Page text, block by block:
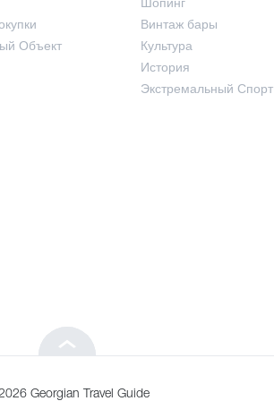
чая
Объект
Винтаж бары
Культура
История
Экстремальный Спорт
Georgian Travel Guide